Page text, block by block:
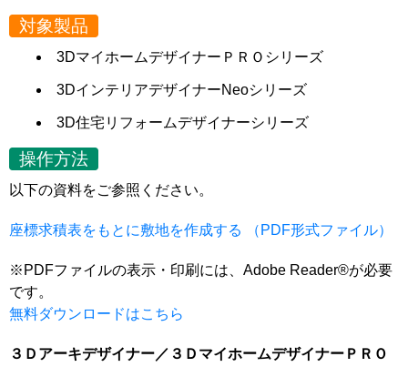
対象製品
3DマイホームデザイナーＰＲＯシリーズ
3DインテリアデザイナーNeoシリーズ
3D住宅リフォームデザイナーシリーズ
操作方法
以下の資料をご参照ください。
座標求積表をもとに敷地を作成する （PDF形式ファイル）
※PDFファイルの表示・印刷には、Adobe Reader®が必要
です。
無料ダウンロードはこちら
３Ｄアーキデザイナー／３ＤマイホームデザイナーＰＲＯ